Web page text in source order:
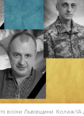
Прес-
Фото/
Made in
воїни Львівщини. Колаж/ІА